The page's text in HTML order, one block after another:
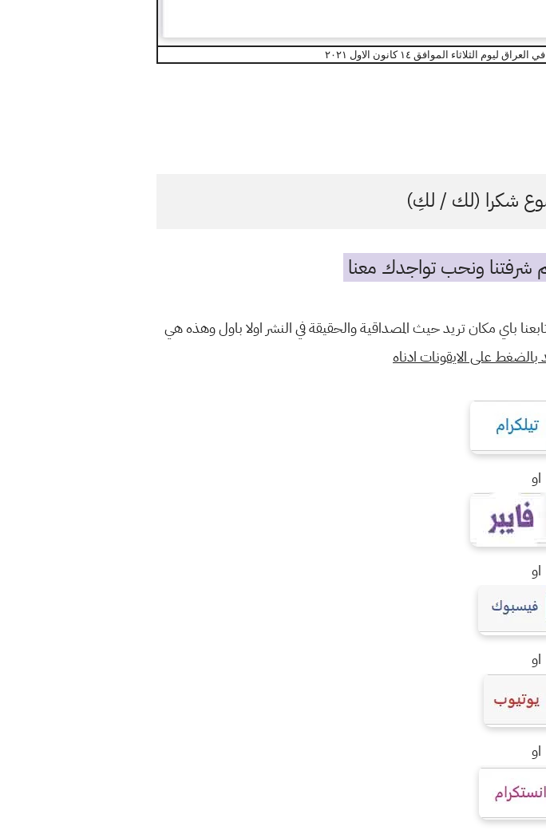
الثلاثاء الموافق ١٤ كانون الاول ٢٠٢١
شكرا (لك / لكِ)
شرفتنا ونحب تواجدك معنا
باي مكان تريد حيث المصداقية والحقيقة في النشر اولا باول وهذه هي
بالضغط على الايقونات ادناه
او
او
او
او